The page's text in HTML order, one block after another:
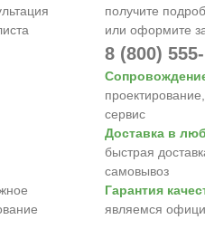
получите
или оформите
8 (800)
сервис
Доставка в
быстрая
самовывоз
Гарантия
являемся